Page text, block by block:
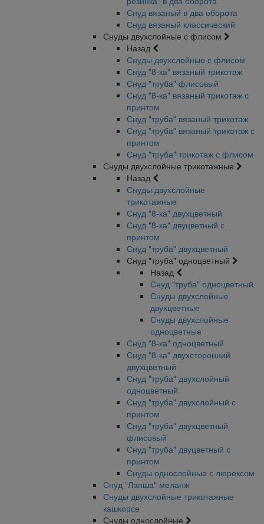
Снуд вязаный в два оборота
Снуд вязаный классический
Снуды двухслойные с флисом
Назад
Снуды двухслойные с флисом
Снуд "8-ка" вязаный трикотаж
Снуд "труба" флисовый
Снуд "8-ка" вязаный трикотаж с
принтом
Снуд "труба" вязаный трикотаж
Снуд "труба" вязаный трикотаж с
принтом
Снуд "труба" трикотаж с флисом
Снуды двухслойные трикотажные
Назад
Снуды двухслойные
трикотажные
Снуд "8-ка" двухцветный
Снуд "8-ка" двуцветный с
принтом
Снуд "труба" двухцветный
Снуд "труба" одноцветный
Назад
Снуд "труба" одноцветный
Снуды двухслойные
двухцветные
Снуды двухслойные
одноцветные
Снуд "8-ка" одноцветный
Снуд "8-ка" двухсторонний
двухцветный
Снуд "труба" двухслойный
одноцветный
Снуд "труба" двухслойный с
принтом
Снуд "труба" двухцветный
флисовый
Снуд "труба" двуцветный с
принтом
Снуды однослойные с люрексом
Снуд "Лапша" меланж
Снуды двухслойные трикотажные
кашкорсе
Снуды однослойные